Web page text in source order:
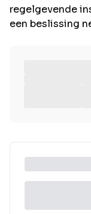
regelgevende
een beslissing